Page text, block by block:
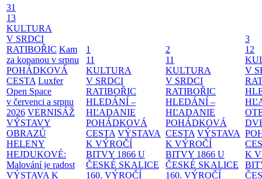
31
13
KULTURA
V SRDCI
RATIBOŘIC Kam
za kopanou v srpnu
POHÁDKOVÁ
CESTA Luxfer
Open Space
v červenci a srpnu
2026 VERNISÁŽ
VÝSTAVY
OBRAZŮ
HELENY
HEJDUKOVÉ:
Malování je radost
VÝSTAVA K
1
11
KULTURA
V SRDCI
RATIBOŘIC
HLEDÁNÍ –
HĽADANIE
POHÁDKOVÁ
CESTA VÝSTAVA
K VÝROČÍ
BITVY 1866 U
ČESKÉ SKALICE
160. VÝROČÍ
2
11
KULTURA
V SRDCI
RATIBOŘIC
HLEDÁNÍ –
HĽADANIE
POHÁDKOVÁ
CESTA VÝSTAVA
K VÝROČÍ
BITVY 1866 U
ČESKÉ SKALICE
160. VÝROČÍ
3
12
V
K